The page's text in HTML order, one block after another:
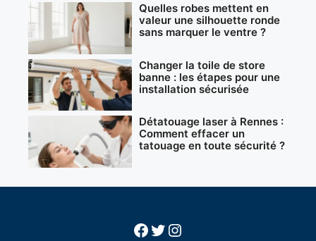
Quelles robes mettent en
valeur une silhouette ronde
sans marquer le ventre ?
Changer la toile de store
banne : les étapes pour une
installation sécurisée
Détatouage laser à Rennes :
Comment effacer un
tatouage en toute sécurité ?
Facebook
Twitter
Instagram